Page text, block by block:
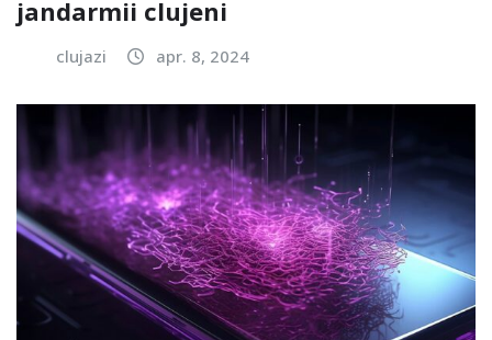
jandarmii clujeni
clujazi apr. 8, 2024